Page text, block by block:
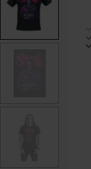
496430.html